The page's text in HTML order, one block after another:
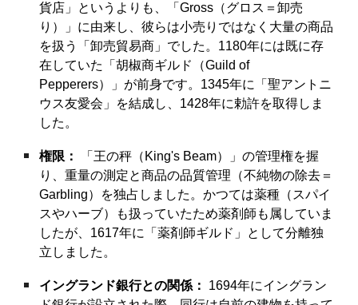
貨店」というよりも、「Gross（グロス＝卸売
り）」に由来し、彼らは小売りではなく大量の商品
を扱う「卸売貿易商」でした。1180年には既に存
在していた「胡椒商ギルド（Guild of
Pepperers）」が前身です。1345年に「聖アントニ
ウス友愛会」を結成し、1428年に勅許を取得しま
した。
権限：
「王の秤（King's Beam）」の管理権を握
り、重量の測定と商品の品質管理（不純物の除去＝
Garbling）を独占しました。かつては薬種（スパイ
スやハーブ）も扱っていたため薬剤師も属していま
したが、1617年に「薬剤師ギルド」として分離独
立しました。
イングランド銀行との関係：
1694年にイングラン